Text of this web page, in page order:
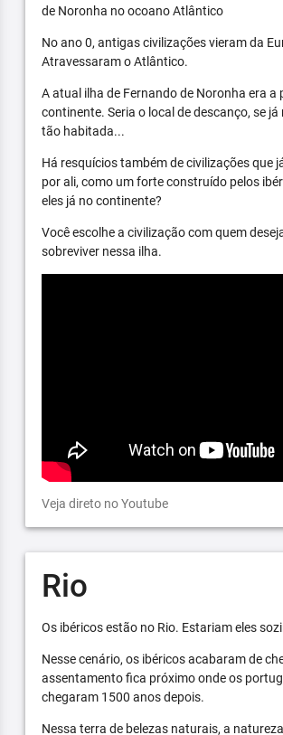
de Noronha no ocoano Atlântico
No ano 0, antigas civilizações vieram da
Atravessaram o Atlântico.
A atual ilha de Fernando de Noronha era a
continente. Seria o local de descanço, se já
tão habitada...
Há resquícios também de civilizações que
por ali, como um forte construído pelos
eles já no continente?
Você escolhe a civilização com quem
sobreviver nessa ilha.
Veja direto no Youtube
Rio
Os ibéricos estão no Rio. Estariam eles
Nesse cenário, os ibéricos acabaram de
assentamento fica próximo onde os
chegaram 1500 anos depois.
Nessa terra de belezas naturais, a